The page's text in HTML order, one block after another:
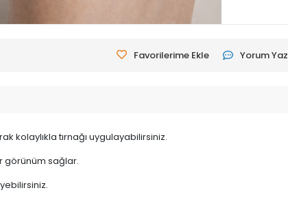
Favorilerime Ekle Yorum Yaz
kolaylıkla tırnağı uygulayabilirsiniz.
görünüm sağlar.